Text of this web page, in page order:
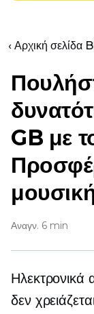
‹ Αρχική σελίδα
GB με
Αναγν. 6 min
Ηλεκτρονικά
δεν